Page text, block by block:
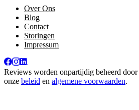
Over Ons
Blog
Contact
Storingen
Impressum
Reviews worden onpartijdig beheerd door
onze beleid en algemene voorwaarden.